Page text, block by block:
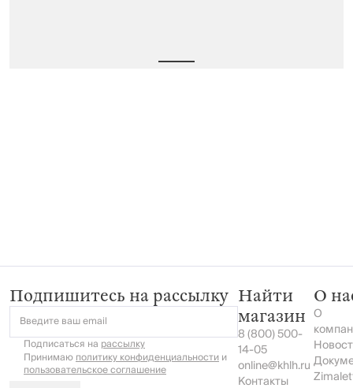
Подпишитесь на рассылку
Введите ваш email
Подписаться на рассылку
Принимаюполитику конфиденциальностии
пользовательское соглашение
Найти
магазин
8 (800) 500-
14-05
online@khlh.ru
Контакты
О
О